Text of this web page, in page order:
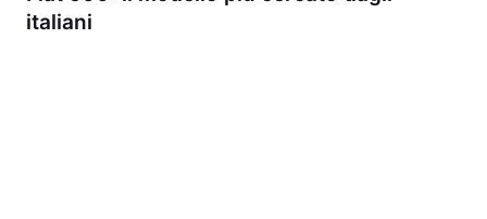
italiani